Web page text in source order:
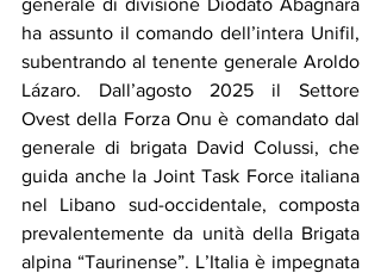
ha assunto il comando dell’intera Unifil,
subentrando al tenente generale Aroldo
Lázaro. Dall’agosto 2025 il Settore
Ovest della Forza Onu è comandato dal
generale di brigata David Colussi, che
guida anche la Joint Task Force italiana
nel Libano sud-occidentale, composta
prevalentemente da unità della Brigata
alpina “Taurinense”. L’Italia è impegnata